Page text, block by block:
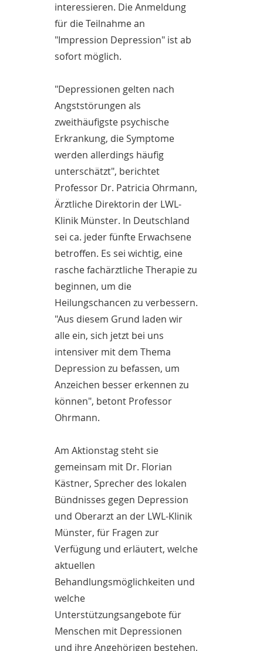
interessieren. Die Anmeldung
für die Teilnahme an
"Impression Depression" ist ab
sofort möglich.
"Depressionen gelten nach
Angststörungen als
zweithäufigste psychische
Erkrankung, die Symptome
werden allerdings häufig
unterschätzt", berichtet
Professor Dr. Patricia Ohrmann,
Ärztliche Direktorin der LWL-
Klinik Münster. In Deutschland
sei ca. jeder fünfte Erwachsene
betroffen. Es sei wichtig, eine
rasche fachärztliche Therapie zu
beginnen, um die
Heilungschancen zu verbessern.
"Aus diesem Grund laden wir
alle ein, sich jetzt bei uns
intensiver mit dem Thema
Depression zu befassen, um
Anzeichen besser erkennen zu
können", betont Professor
Ohrmann.
Am Aktionstag steht sie
gemeinsam mit Dr. Florian
Kästner, Sprecher des lokalen
Bündnisses gegen Depression
und Oberarzt an der LWL-Klinik
Münster, für Fragen zur
Verfügung und erläutert, welche
aktuellen
Behandlungsmöglichkeiten und
welche
Unterstützungsangebote für
Menschen mit Depressionen
und ihre Angehörigen bestehen,